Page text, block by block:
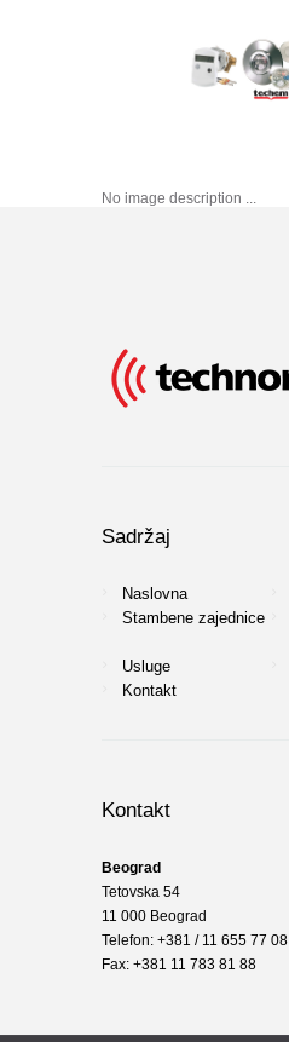
No image description ...
Sadržaj
Naslovna
Stambene zajednice
Usluge
Kontakt
Kontakt
Beograd
Tetovska 54
11 000 Beograd
Telefon: +381 / 11 655 77 08
Fax: +381 11 783 81 88